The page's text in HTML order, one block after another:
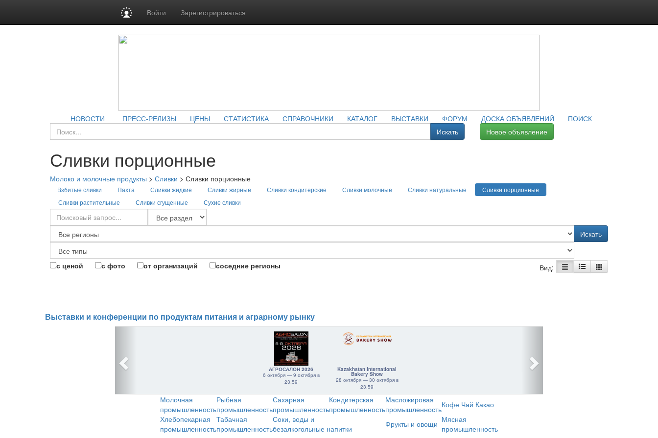
Войти Зарегистрироваться
НОВОСТИ ПРЕСС-РЕЛИЗЫ ЦЕНЫ СТАТИСТИКА СПРАВОЧНИКИ КАТАЛОГ ВЫСТАВКИ ФОРУМ ДОСКА ОБЪЯВЛЕНИЙ
ПОИСК
Искать
Новое объявление
Сливки порционные
Молоко и молочные продукты > Сливки > Сливки порционные
Взбитые сливки Пахта Сливки жидкие Сливки жирные Сливки кондитерские Сливки молочные Сливки натуральные
Сливки порционные
Сливки растительные
Сливки сгущенные Сухие сливки
Искать
с ценой с фото от организаций соседние регионы Вид:
Выставки и конференции по продуктам питания и аграрному рынку
АГРОСАЛОН 2026
6 октября — 9 октября в
23:59
Kazakhstan International
Bakery Show
28 октября — 30 октября в
23:59
Молочная
промышленность
Рыбная
промышленность
Сахарная
промышленность
Кондитерская
промышленность
Масложировая
промышленностьКофе Чай Какао
Хлебопекарная
промышленность
Табачная
промышленность
Соки, воды и
безалкогольные напитки
Фрукты и овощи Мясная
промышленность